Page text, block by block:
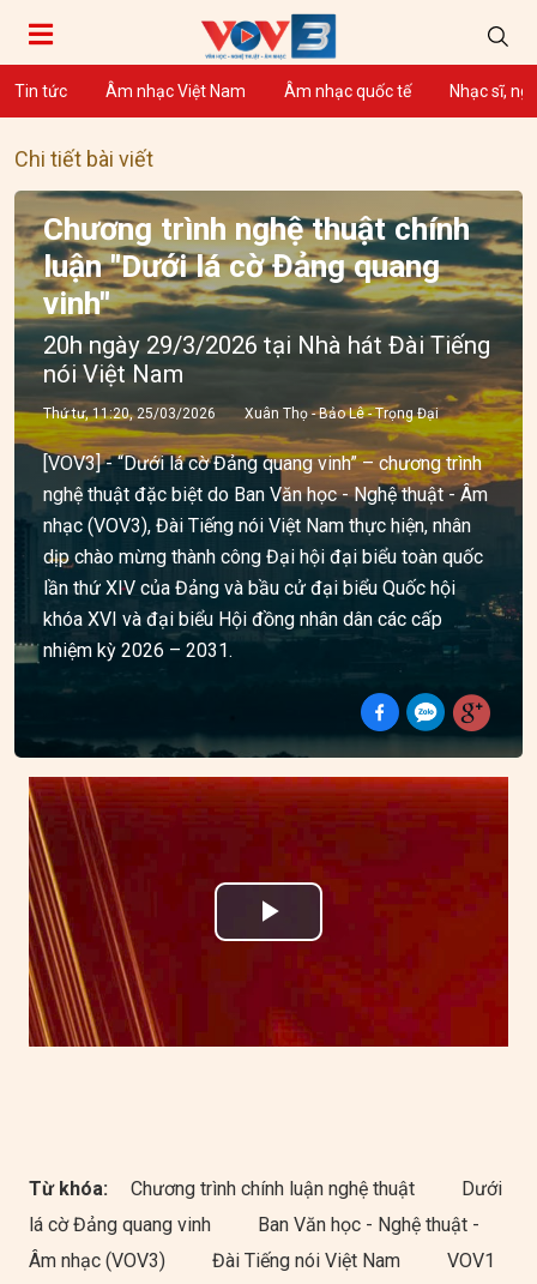
Tin tức Âm nhạc Việt Nam Âm nhạc quốc tế Nhạc sĩ,
Chi tiết bài viết
Chương trình nghệ thuật chính
luận "Dưới lá cờ Đảng quang
vinh"
20h ngày 29/3/2026 tại Nhà hát Đài Tiếng
nói Việt Nam
Thứ tư, 11:20, 25/03/2026 Xuân Thọ - Bảo Lê - Trọng Đại
[VOV3] - “Dưới lá cờ Đảng quang vinh” – chương trình
nghệ thuật đặc biệt do Ban Văn học - Nghệ thuật - Âm
nhạc (VOV3), Đài Tiếng nói Việt Nam thực hiện, nhân
dịp chào mừng thành công Đại hội đại biểu toàn quốc
lần thứ XIV của Đảng và bầu cử đại biểu Quốc hội
khóa XVI và đại biểu Hội đồng nhân dân các cấp
nhiệm kỳ 2026 – 2031.
Play
Từ khóa: Chương trình chính luận nghệ thuật
Dưới
lá cờ Đảng quang vinh
Ban Văn học - Nghệ thuật -
Âm nhạc (VOV3)
Đài Tiếng nói Việt Nam
VOV1